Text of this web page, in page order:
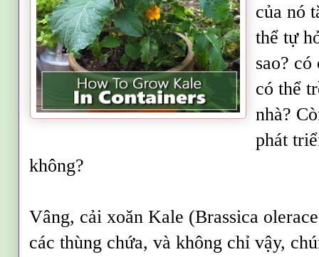
của nó
thể tự
sao?
có thể
nhà?
phát
không?
Vâng, cải xoăn Kale (Brassica
các thùng chứa, và không chỉ vậy, ch